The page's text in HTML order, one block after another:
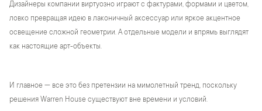
Дизайнеры компании виртуозно играют с фактурами, формами и цветом,
ловко превращая идею в лаконичный аксессуар или яркое акцентное
освещение сложной геометрии. А отдельные модели и впрямь выглядят
как настоящие арт-объекты.
И главное — все это без претензии на мимолетный тренд, поскольку
решения Warren House существуют вне времени и условий.